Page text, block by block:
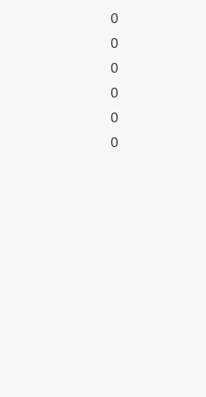
0
0
0
0
0
0